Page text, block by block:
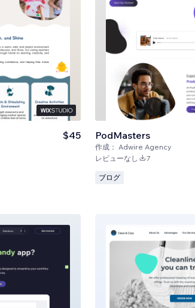
$45 PodMasters
作成： Adwire Agency
レビューなし 7
ブログ